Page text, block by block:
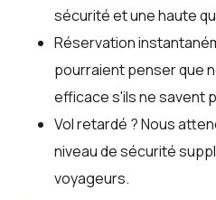
sécurité et une haute
Réservation
pourraient penser que
efficace s'ils ne savent
Vol retardé ? Nous
niveau de sécurité
voyageurs.